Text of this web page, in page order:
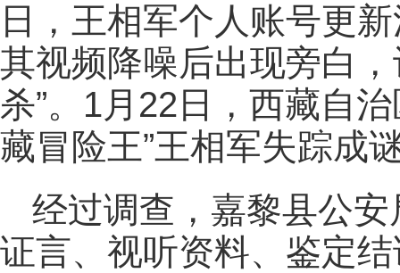
日，王相军个人账号更
其视频降噪后出现旁白
杀”。1月22日，西藏自
藏冒险王”王相军失踪成
经过调查，嘉黎县公
证言、视听资料、鉴定